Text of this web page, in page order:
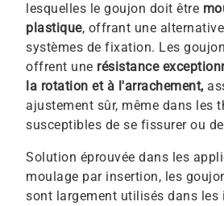
lesquelles le goujon doit être
plastique, offrant une
systèmes de fixation. Les
offrent une résistance
la rotation et à l'arrachement,
ajustement sûr, même dans les
susceptibles de se fissurer ou
Solution éprouvée dans les
moulage par insertion, les
sont largement utilisés dans les